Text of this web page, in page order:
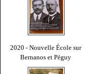
2020 - Nouvelle École sur
Bernanos et Péguy